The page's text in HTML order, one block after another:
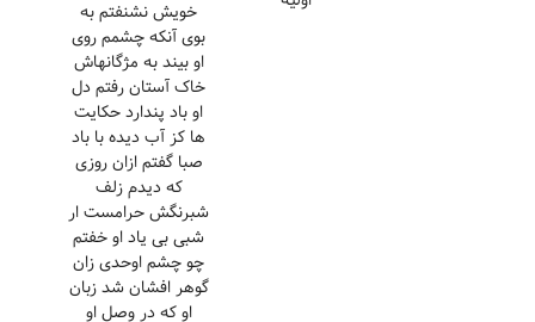
خویش نشنفتم به
بوی آنکه چشمم روی
او بیند به مژگانهاش
خاک آستان رفتم دل
او باد پندارد حکایت
ها کز آب دیده با باد
صبا گفتم ازان روزی
که دیدم زلف
شبرنگش حرامست ار
شبی بی یاد او خفتم
چو چشم اوحدی زان
گوهر افشان شد زبان
او که در وصل او